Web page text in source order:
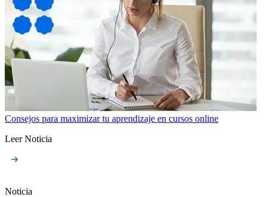
Consejos para maximizar tu aprendizaje en cursos online
Leer Noticia
Noticia